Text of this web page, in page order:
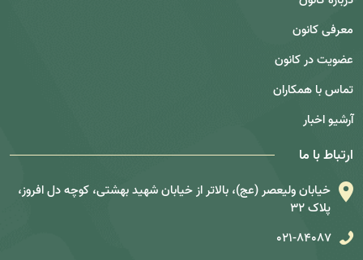
معرفی کانون
عضویت در کانون
تماس با همکاران
آرشیو اخبار
ارتباط با ما
خیابان ولیعصر (عج)، بالاتر از خیابان شهید بهشتی، کوچه دل افروز،
پلاک 32
021-84087